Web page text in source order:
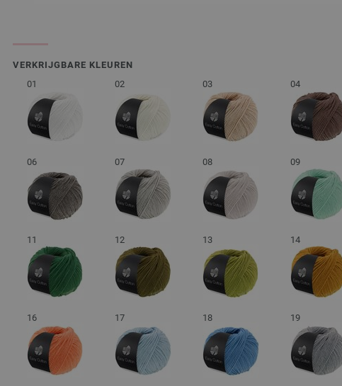
VERKRIJGBARE KLEUREN
01
02 03 04
06 07 08 09
11 12 13 14
16 17 18 19